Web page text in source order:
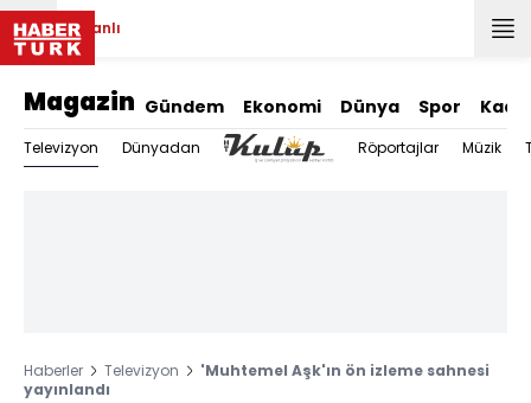
Canlı
Magazin Gündem Ekonomi Dünya Spor
Televizyon Dünyadan Röportajlar Müzik
Haberler Televizyon
'Muhtemel Aşk'ın ön izleme sahnesi
yayınlandı